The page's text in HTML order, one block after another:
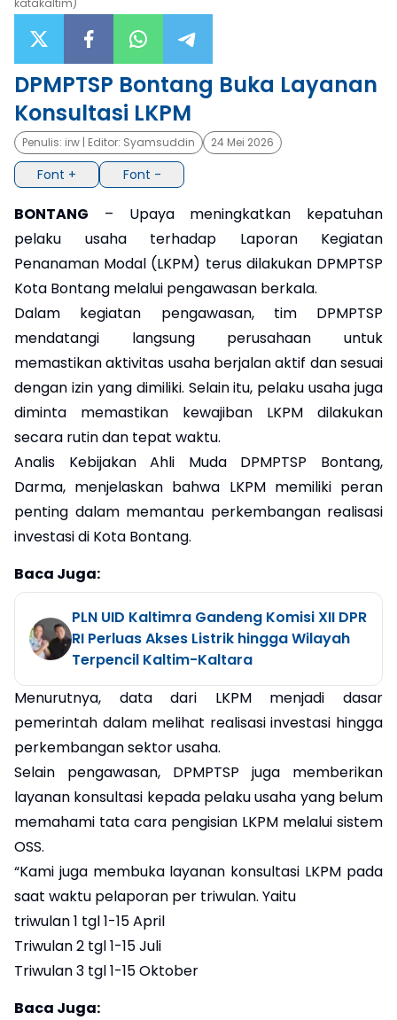
×
DPMPTSP Bontang Buka Layanan
Konsultasi LKPM
Penulis: irw | Editor: Syamsuddin 24 Mei 2026
Font + Font -
BONTANG – Upaya meningkatkan kepatuhan
pelaku usaha terhadap Laporan Kegiatan
Penanaman Modal (LKPM) terus dilakukan DPMPTSP
Kota Bontang melalui pengawasan berkala.
Dalam kegiatan pengawasan, tim DPMPTSP
mendatangi langsung perusahaan untuk
memastikan aktivitas usaha berjalan aktif dan sesuai
dengan izin yang dimiliki. Selain itu, pelaku usaha juga
diminta memastikan kewajiban LKPM dilakukan
secara rutin dan tepat waktu.
Analis Kebijakan Ahli Muda DPMPTSP Bontang,
Darma, menjelaskan bahwa LKPM memiliki peran
penting dalam memantau perkembangan realisasi
investasi di Kota Bontang.
Baca Juga:
PLN UID Kaltimra Gandeng Komisi XII DPR
RI Perluas Akses Listrik hingga Wilayah
Terpencil Kaltim-Kaltara
Menurutnya, data dari LKPM menjadi dasar
pemerintah dalam melihat realisasi investasi hingga
perkembangan sektor usaha.
Selain pengawasan, DPMPTSP juga memberikan
layanan konsultasi kepada pelaku usaha yang belum
memahami tata cara pengisian LKPM melalui sistem
OSS.
“Kami juga membuka layanan konsultasi LKPM pada
saat waktu pelaporan per triwulan. Yaitu
triwulan 1 tgl 1-15 April
Triwulan 2 tgl 1-15 Juli
Triwulan 3 tgl 1-15 Oktober
Baca Juga: